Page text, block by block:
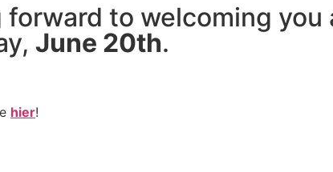
forward to welcoming
June 20th.
hier!